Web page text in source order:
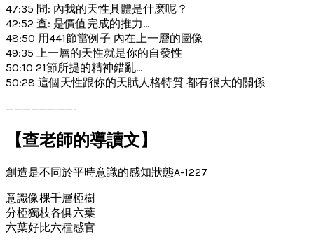
47:35 問: 內我的天性具體是什麽呢？
42:52 查: 是價值完成的推力…
48:50 用441節當例子 內在上一層的圖像
49:35 上一層的天性就是你的自發性
50:10 21節所提的精神錯亂…
50:28 這個天性跟你的天賦人格特質 都有很大的關係
————————-
【查老師的導讀文】
創造是不同於平時意識的感知狀態A-1227
意識像棵千層椏樹
分椏獨枝各俱六葉
六葉好比六種感官